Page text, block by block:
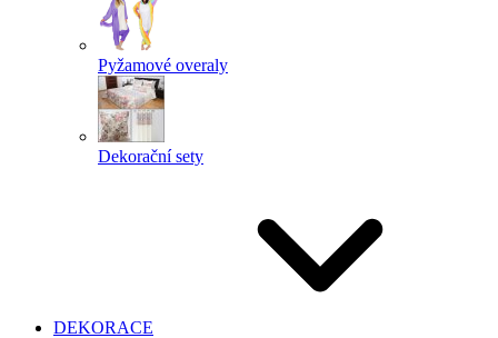
Pyžamové overaly
Dekorační sety
DEKORACE